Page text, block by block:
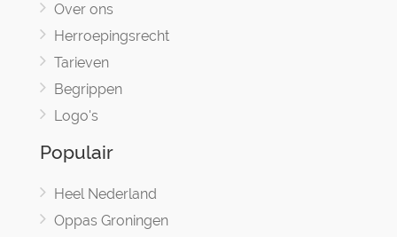
Over ons
Herroepingsrecht
Tarieven
Begrippen
Logo's
Populair
Heel Nederland
Oppas Groningen